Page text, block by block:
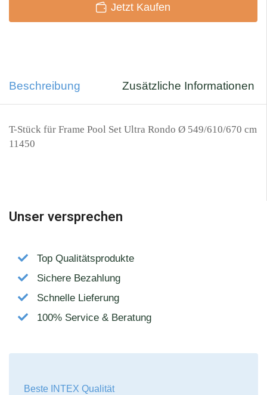
Jetzt Kaufen
Beschreibung Zusätzliche Informationen
T-Stück für Frame Pool Set Ultra Rondo Ø 549/610/670 cm
11450
Unser versprechen
Top Qualitätsprodukte
Sichere Bezahlung
Schnelle Lieferung
100% Service & Beratung
Beste INTEX Qualität